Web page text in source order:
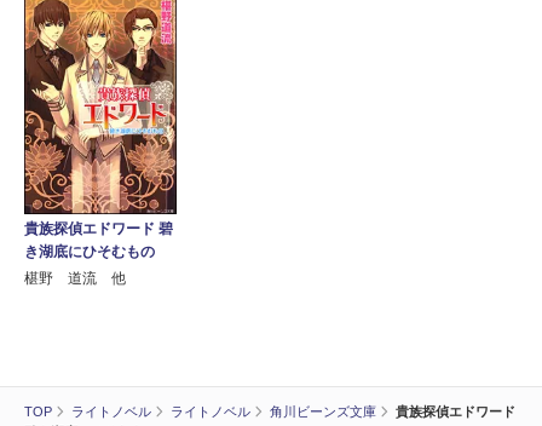
TOP ライトノベル ライトノベル 角川ビーンズ文庫
貴族探偵エドワード
貴族探偵エドワード 碧
き湖底にひそむもの
椹野 道流 他